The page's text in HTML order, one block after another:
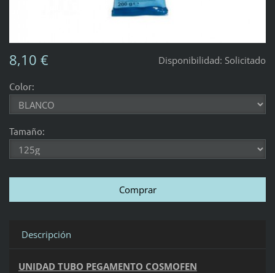
Disponibilidad: Solicitado
8,10 €
Color:
Tamaño:
Descripción
UNIDAD TUBO PEGAMENTO COSMOFEN